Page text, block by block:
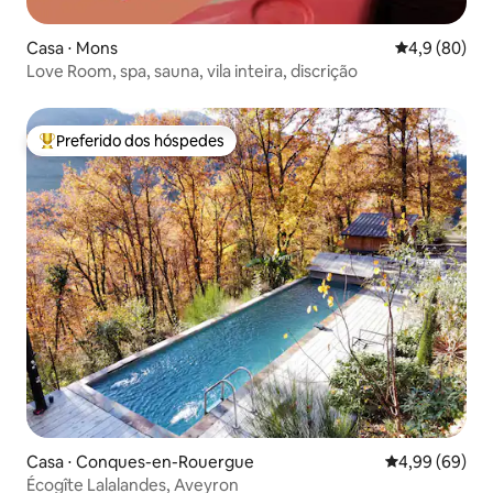
Casa ⋅ Mons 4,9 de uma
4,9 (80)
Love Room, spa, sauna, vila inteira, discrição
Entre os melhores preferidos dos hóspedes
Preferido dos hóspedes
Casa ⋅ Conques-en-Rouergue 4,99 de uma
4,99 (69)
Écogîte Lalalandes, Aveyron